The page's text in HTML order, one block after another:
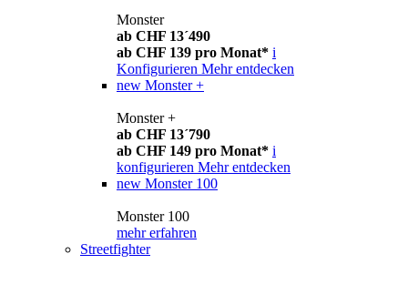
Monster
ab CHF 13´490
ab CHF 139 pro Monat* i
Konfigurieren Mehr entdecken
new Monster +
Monster +
ab CHF 13´790
ab CHF 149 pro Monat* i
konfigurieren Mehr entdecken
new Monster 100
Monster 100
mehr erfahren
Streetfighter